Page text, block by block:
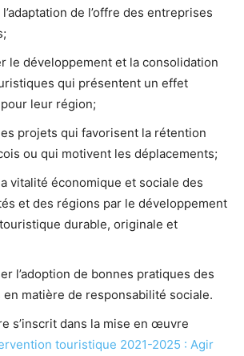
de l’offre des entreprises
le développement et la consolidation
qui présentent un effet
leur région;
projets qui favorisent la rétention
ou qui motivent les déplacements;
vitalité économique et sociale des
et des régions par le développement
durable, originale et
l’adoption de bonnes pratiques des
matière de responsabilité sociale.
s’inscrit dans la mise en œuvre
touristique 2021-2025 : Agir